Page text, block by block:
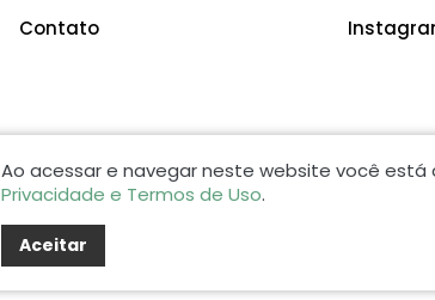
Contato
Ao acessar e navegar neste website você está
Privacidade e Termos de Uso.
Aceitar